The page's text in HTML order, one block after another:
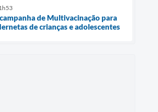
de Multivacinação para
de crianças e adolescentes